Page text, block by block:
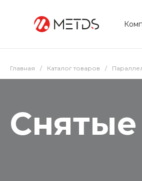
Главная / Каталог товаров /